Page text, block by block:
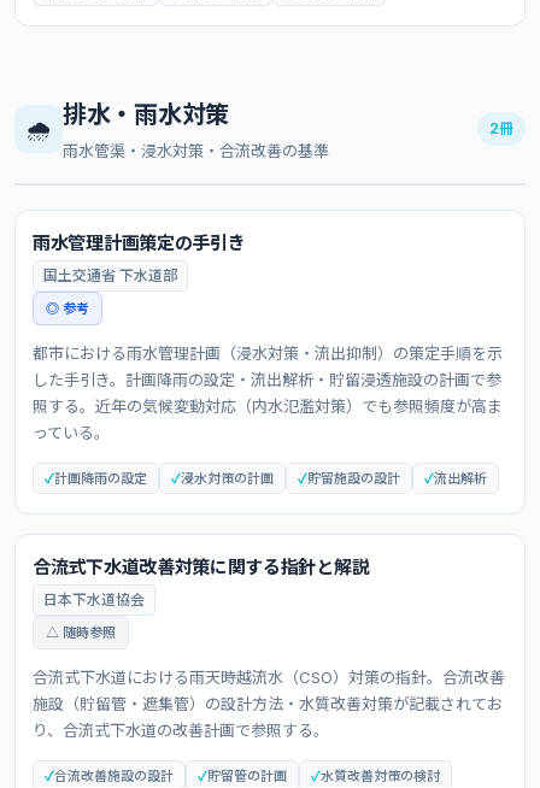
🌧️ 排水・雨水対策
雨水管渠・浸水対策・合流改善の基準
2冊
雨水管理計画策定の手引き
国土交通省 下水道部
◎ 参考
都市における雨水管理計画（浸水対策・流出抑制）の策定手順を示
した手引き。計画降雨の設定・流出解析・貯留浸透施設の計画で参
照する。近年の気候変動対応（内水氾濫対策）でも参照頻度が高ま
っている。
計画降雨の設定 浸水対策の計画 貯留施設の設計 流出解析
合流式下水道改善対策に関する指針と解説
日本下水道協会
△ 随時参照
合流式下水道における雨天時越流水（CSO）対策の指針。合流改善
施設（貯留管・遮集管）の設計方法・水質改善対策が記載されてお
り、合流式下水道の改善計画で参照する。
合流改善施設の設計 貯留管の計画 水質改善対策の検討